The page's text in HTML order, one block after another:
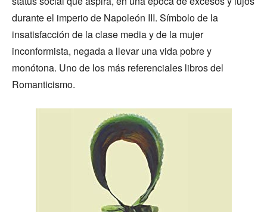
durante el imperio de Napoleón III. Símbolo de la
insatisfacción de la clase media y de la mujer
inconformista, negada a llevar una vida pobre y
monótona. Uno de los más referenciales libros del
Romanticismo.